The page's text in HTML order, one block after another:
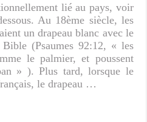
lié au pays, voir
Au 18ème siècle, les
un drapeau blanc avec le
(Psaumes 92:12, « les
le palmier, et poussent
» ). Plus tard, lorsque le
le drapeau …